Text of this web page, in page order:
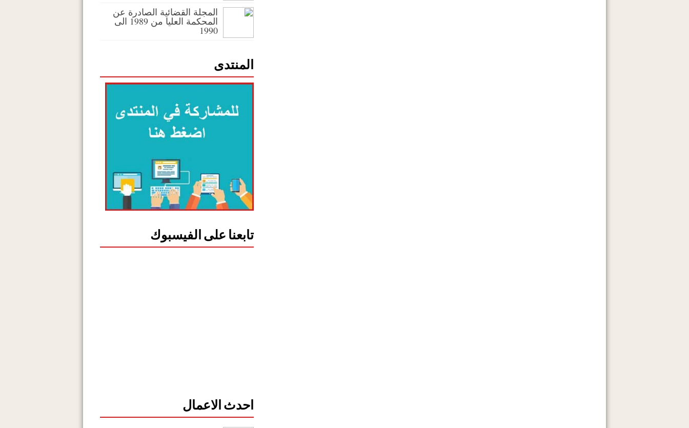
المجلة القضائية الصادرة عن
المحكمة العليا من 1989 الى
1990
المنتدى
تابعنا على الفيسبوك
احدث الاعمال